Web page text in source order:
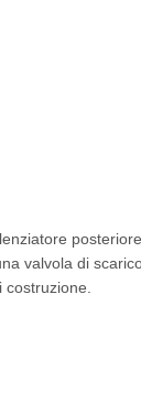
valvola di
costruzione.